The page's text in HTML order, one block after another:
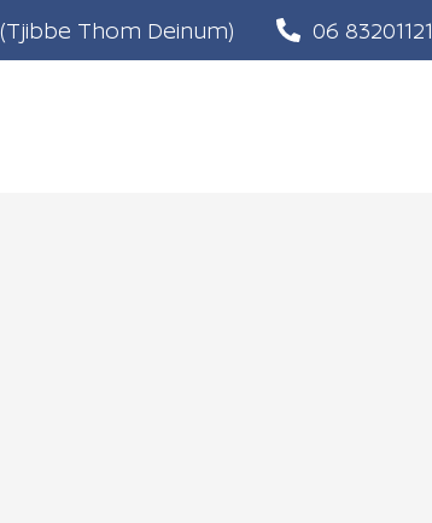
(Tjibbe Thom Deinum) 06 83201121